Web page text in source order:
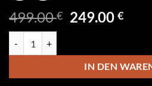
499.00€
499.00 €
249.00€
IN DEN